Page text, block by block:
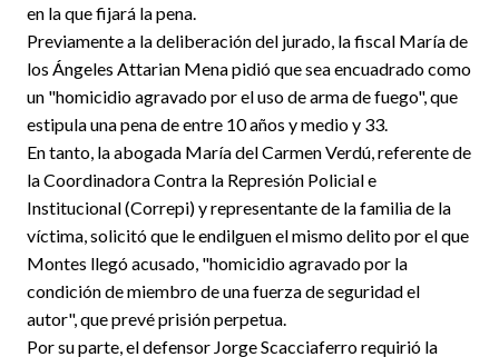
en la que fijará la pena.
Previamente a la deliberación del jurado, la fiscal María de
los Ángeles Attarian Mena pidió que sea encuadrado como
un "homicidio agravado por el uso de arma de fuego", que
estipula una pena de entre 10 años y medio y 33.
En tanto, la abogada María del Carmen Verdú, referente de
la Coordinadora Contra la Represión Policial e
Institucional (Correpi) y representante de la familia de la
víctima, solicitó que le endilguen el mismo delito por el que
Montes llegó acusado, "homicidio agravado por la
condición de miembro de una fuerza de seguridad el
autor", que prevé prisión perpetua.
Por su parte, el defensor Jorge Scacciaferro requirió la